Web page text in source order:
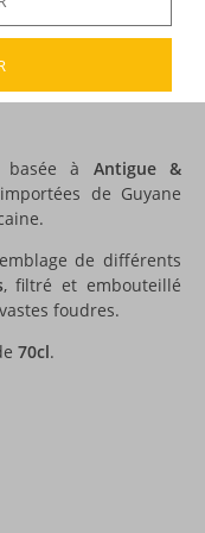
à Antigue &
de Guyane
de différents
, filtré et embouteillé
foudres.
70cl.